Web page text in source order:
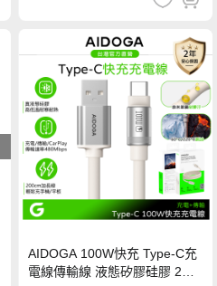
AIDOGA 100W快充 Type-C充
電線傳輸線 液態矽膠硅膠 2M